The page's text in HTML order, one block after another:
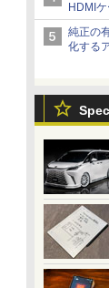
HDMI
から
純正の
化する